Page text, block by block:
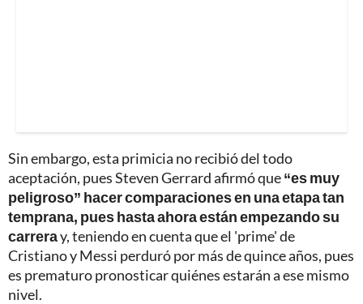
Sin embargo, esta primicia no recibió del todo
aceptación, pues Steven Gerrard afirmó que“es muy
peligroso” hacer comparaciones en una etapa tan
temprana, pues hasta ahora están empezando su
carreray, teniendo en cuenta que el 'prime' de
Cristiano y Messi perduró por más de quince años, pues
es prematuro pronosticar quiénes estarán a ese mismo
nivel.